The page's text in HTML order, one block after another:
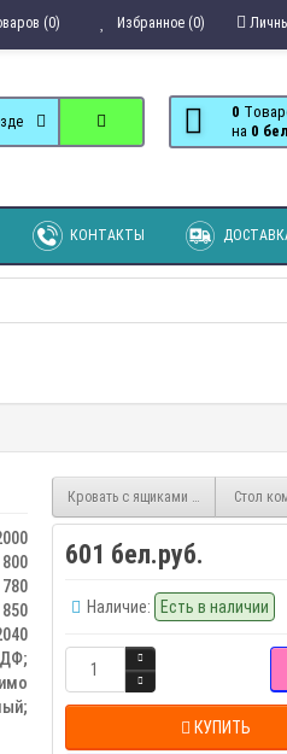
Избранное (0)
(0)
0
на
0
КОНТАКТЫ
800
780
850
Кровать с ящиками 23 СтатусСтол
601 бел.руб.
Наличие: Есть в наличии
КУПИТЬ